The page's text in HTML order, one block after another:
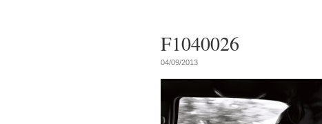
F1040026
04/09/2013